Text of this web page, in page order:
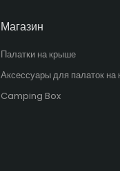
Магазин
Палатки на крыше
Аксессуары для палаток на
Camping Box